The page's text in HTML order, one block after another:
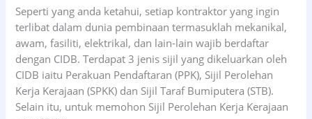
Seperti yang anda ketahui, setiap kontraktor yang ingin
terlibat dalam dunia pembinaan termasuklah mekanikal,
awam, fasiliti, elektrikal, dan lain-lain wajib berdaftar
dengan CIDB. Terdapat 3 jenis sijil yang dikeluarkan oleh
CIDB iaitu Perakuan Pendaftaran (PPK), Sijil Perolehan
Kerja Kerajaan (SPKK) dan Sijil Taraf Bumiputera (STB).
Selain itu, untuk memohon Sijil Perolehan Kerja Kerajaan